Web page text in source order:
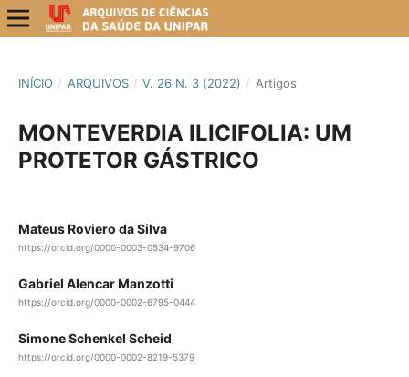
INÍCIO / ARQUIVOS / V. 26 N. 3 (2022) / Artigos
MONTEVERDIA ILICIFOLIA: UM
PROTETOR GÁSTRICO
Mateus Roviero da Silva
https://orcid.org/0000-0003-0534-9706
Gabriel Alencar Manzotti
https://orcid.org/0000-0002-6795-0444
Simone Schenkel Scheid
https://orcid.org/0000-0002-8219-5379